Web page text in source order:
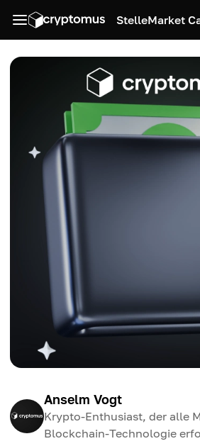
StelleMarket
Anselm Vogt
Krypto-Enthusiast, der alle
Blockchain-Technologie